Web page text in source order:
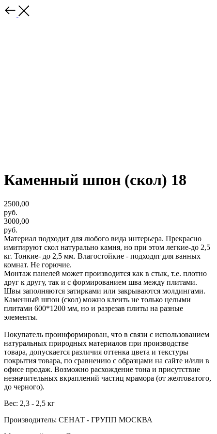
Каменный шпон (скол) 18
2500,00
руб.
3000,00
руб.
Материал подходит для любого вида интерьера. Прекрасно
имитируют скол натурально камня, но при этом легкие-до 2,5
кг. Тонкие- до 2,5 мм. Влагостойкие - подходят для ванных
комнат. Не горючие.
Монтаж панелей может производится как в стык, т.е. плотно
друг к другу, так и с формированием шва между плитами.
Швы заполняются затирками или закрываются молдингами.
Каменный шпон (скол) можно клеить не только целыми
плитами 600*1200 мм, но и разрезав плиты на разные
элементы.
Покупатель проинформирован, что в связи с использованием
натуральных природных материалов при производстве
товара, допускается различия оттенка цвета и текстуры
покрытия товара, по сравнению с образцами на сайте и/или в
офисе продаж. Возможно расхождение тона и присутствие
незначительных вкраплений частиц мрамора (от желтоватого,
до черного).
Вес: 2,3 - 2,5 кг
Производитель: СЕНАТ - ГРУПП МОСКВА